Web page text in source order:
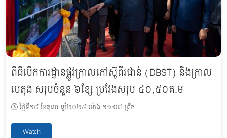
ពីធីបើកការដ្ឋានផ្លូវក្រាលកៅស៊ូពីរជាន់ (DBST) និងក្រាល
បេតុង សរុបចំនួន ៦ខ្សែ ប្រវែងសរុប ៤០,៥០គ.ម
ថ្ងៃទី១៨ ខែតុលា ឆ្នាំ២០២៥ ម៉ោង ១១:០៧ ព្រឹក
Watch